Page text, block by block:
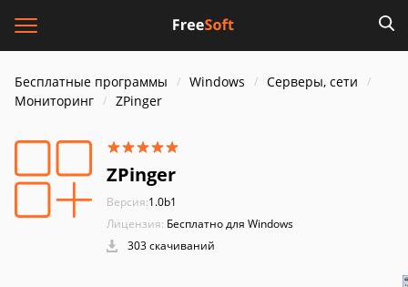
Бесплатные программы Windows
Серверы, сети
Мониторинг
ZPinger
ZPinger
Версия:1.0b1
Лицензия: Бесплатно для Windows
303 скачиваний